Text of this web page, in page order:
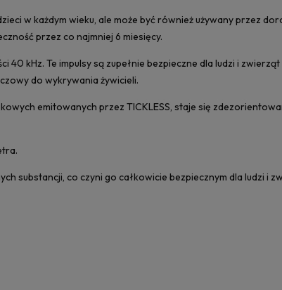
w każdym wieku, ale może być również używany przez
przez co najmniej 6 miesięcy.
kHz. Te impulsy są zupełnie bezpieczne dla ludzi i
do wykrywania żywicieli.
emitowanych przez TICKLESS, staje się
substancji, co czyni go całkowicie bezpiecznym dla ludzi i